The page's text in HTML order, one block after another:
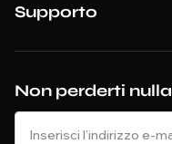
Non perderti nulla
Supporto